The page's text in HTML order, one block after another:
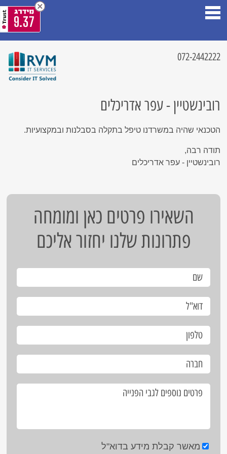
072-2442222
רובינשטיין - עפר אדריכלים
הטכנאי שהיה במשרדנו טיפל בתקלה בסבלנות ובמקצועיות.
תודה רבה,
רובינשטיין - עפר אדריכלים
השאירו פרטים כאן ומומחה
פתרונות שלנו יחזור אליכם
מאשר קבלת מידע בדוא"ל
9.37